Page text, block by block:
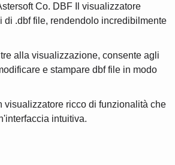
Co. DBF Il visualizzatore
di .dbf file, rendendolo incredibilmente
alla visualizzazione, consente agli
e stampare dbf file in modo
visualizzatore ricco di funzionalità che
intuitiva.